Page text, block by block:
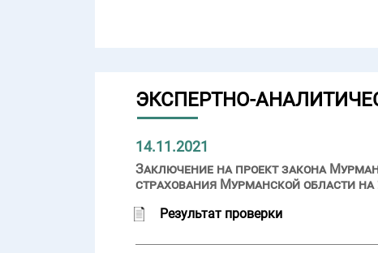
ЭКСПЕРТНО-
14.11.2021
Заключение на проект закона
страхования Мурманской области
Результат проверки